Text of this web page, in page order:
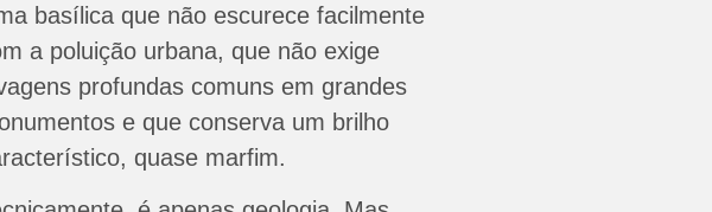
basílica que não escurece facilmente
a poluição urbana, que não exige
profundas comuns em grandes
e que conserva um brilho
quase marfim.